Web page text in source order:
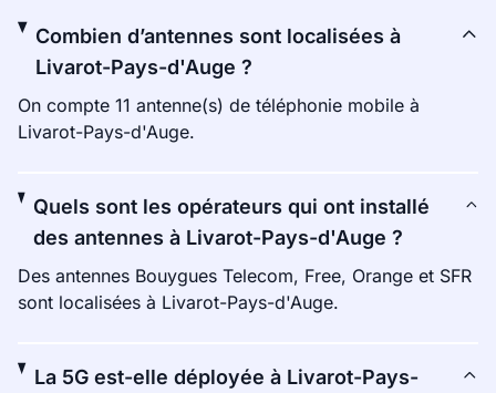
Combien d’antennes sont localisées à
Livarot-Pays-d'Auge ?
On compte 11 antenne(s) de téléphonie mobile à
Livarot-Pays-d'Auge.
Quels sont les opérateurs qui ont installé
des antennes à Livarot-Pays-d'Auge ?
Des antennes Bouygues Telecom, Free, Orange et SFR
sont localisées à Livarot-Pays-d'Auge.
La 5G est-elle déployée à Livarot-Pays-